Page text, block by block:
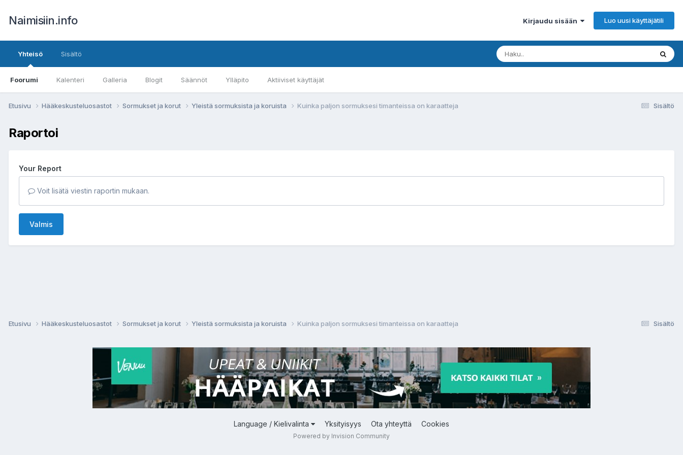
Naimisiin.info Kirjaudu sisään Luo uusi käyttäjätili
Yhteisö
Foorumi Kalenteri Galleria Blogit Säännöt Ylläpito Aktiiviset käyttäjät
Sisältö
Sisältö
Etusivu Hääkeskusteluosastot Sormukset ja korut Yleistä sormuksista ja koruista Kuinka paljon sormuksesi timanteissa on karaatteja
Raportoi
Your Report
Voit lisätä viestin raportin mukaan.
Valmis
Sisältö
Etusivu Hääkeskusteluosastot Sormukset ja korut Yleistä sormuksista ja koruista Kuinka paljon sormuksesi timanteissa on karaatteja
Language / Kielivalinta Yksityisyys Ota yhteyttä Cookies
Powered by Invision Community